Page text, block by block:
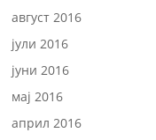
август 2016
јули 2016
јуни 2016
мај 2016
април 2016